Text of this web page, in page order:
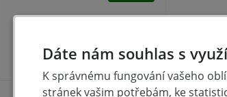
Dáte nám souhlas s
K správnému fungování vašeho
stránek vašim potřebám, ke